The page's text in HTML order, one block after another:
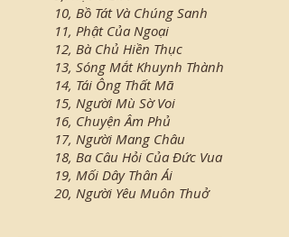
10, Bồ Tát Và Chúng Sanh
11, Phật Của Ngoại
12, Bà Chủ Hiền Thục
13, Sóng Mắt Khuynh Thành
14, Tái Ông Thất Mã
15, Người Mù Sờ Voi
16, Chuyện Âm Phủ
17, Người Mang Châu
18, Ba Câu Hỏi Của Đức Vua
19, Mối Dây Thân Ái
20, Người Yêu Muôn Thuở